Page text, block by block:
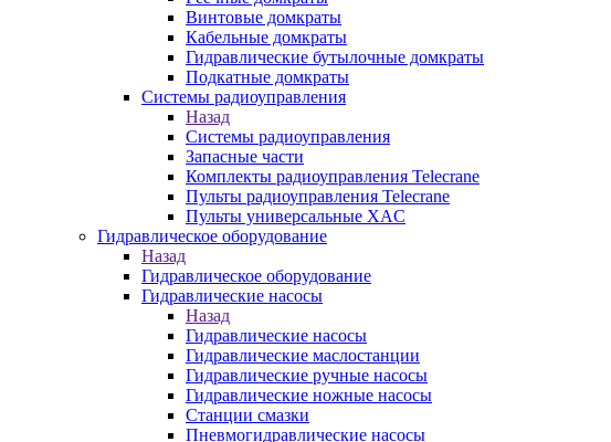
Винтовые домкраты
Кабельные домкраты
Гидравлические бутылочные домкраты
Подкатные домкраты
Системы радиоуправления
Назад
Системы радиоуправления
Запасные части
Комплекты радиоуправления Telecrane
Пульты радиоуправления Telecrane
Пульты универсальные XAC
Гидравлическое оборудование
Назад
Гидравлическое оборудование
Гидравлические насосы
Назад
Гидравлические насосы
Гидравлические маслостанции
Гидравлические ручные насосы
Гидравлические ножные насосы
Станции смазки
Пневмогидравлические насосы